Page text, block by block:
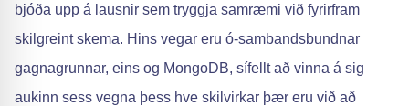
bjóða upp á lausnir sem tryggja samræmi við fyrirfram
skilgreint skema. Hins vegar eru ó-sambandsbundnar
gagnagrunnar, eins og MongoDB, sífellt að vinna á sig
aukinn sess vegna þess hve skilvirkar þær eru við að